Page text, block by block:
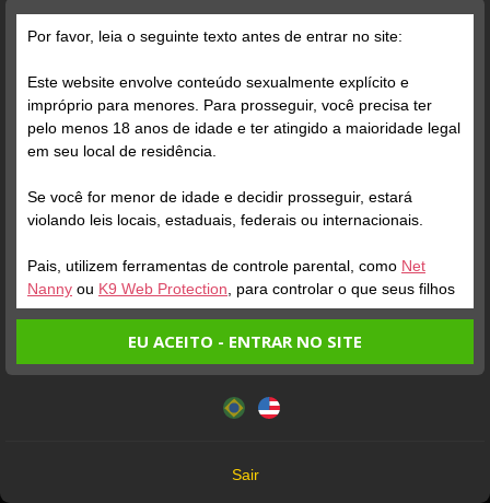
Posts (7) Fotos (1) Vídeos (0)
Este website utiliza cookies e tecnologias semelhantes de
Política de Privacidade
você concorda com estes termos.
Por favor, leia o seguinte texto antes de entrar no site:
Este website envolve conteúdo sexualmente explícito e
impróprio para menores. Para prosseguir, você precisa ter
pelo menos 18 anos de idade e ter atingido a maioridade legal
em seu local de residência.
Se você for menor de idade e decidir prosseguir, estará
violando leis locais, estaduais, federais ou internacionais.
Pais, utilizem ferramentas de controle parental, como Net
Nanny ou K9 Web Protection, para controlar o que seus filhos
veem.
fatos:
Tenho ao menos 18 anos de idade e sou maior de idade
EU ACEITO - ENTRAR NO SITE
Sair